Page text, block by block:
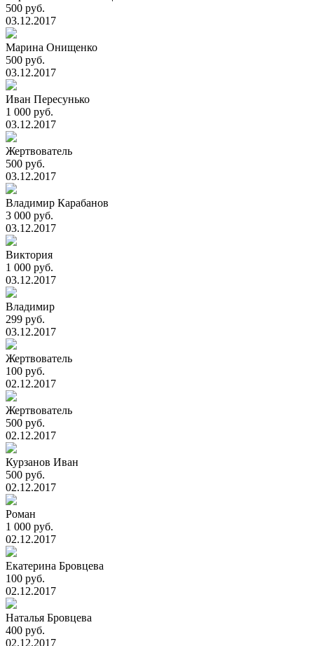
500 руб.
03.12.2017
Марина Онищенко
500 руб.
03.12.2017
Иван Пересунько
1 000 руб.
03.12.2017
Жертвователь
500 руб.
03.12.2017
Владимир Карабанов
3 000 руб.
03.12.2017
Виктория
1 000 руб.
03.12.2017
Владимир
299 руб.
03.12.2017
Жертвователь
100 руб.
02.12.2017
Жертвователь
500 руб.
02.12.2017
Курзанов Иван
500 руб.
02.12.2017
Роман
1 000 руб.
02.12.2017
Екатерина Бровцева
100 руб.
02.12.2017
Наталья Бровцева
400 руб.
02.12.2017